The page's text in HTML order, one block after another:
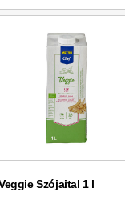
Szójaital 1 l